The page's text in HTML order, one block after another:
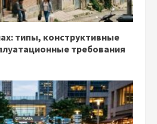
типы, конструктивные
требования